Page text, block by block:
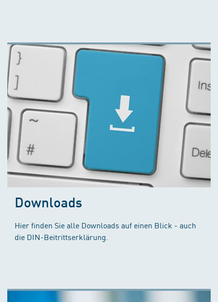
Downloads
Hier finden Sie alle Downloads auf einen Blick - auch
die DIN-Beitrittserklärung.